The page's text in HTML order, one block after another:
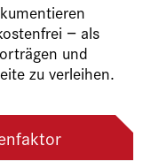
− als
und
zu verleihen.